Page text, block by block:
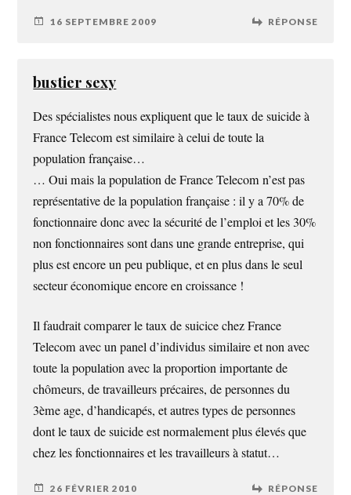
16 SEPTEMBRE 2009 RÉPONSE
bustier sexy
Des spécialistes nous expliquent que le taux de suicide à
France Telecom est similaire à celui de toute la
population française…
… Oui mais la population de France Telecom n’est pas
représentative de la population française : il y a 70% de
fonctionnaire donc avec la sécurité de l’emploi et les 30%
non fonctionnaires sont dans une grande entreprise, qui
plus est encore un peu publique, et en plus dans le seul
secteur économique encore en croissance !
Il faudrait comparer le taux de suicice chez France
Telecom avec un panel d’individus similaire et non avec
toute la population avec la proportion importante de
chômeurs, de travailleurs précaires, de personnes du
3ème age, d’handicapés, et autres types de personnes
dont le taux de suicide est normalement plus élevés que
chez les fonctionnaires et les travailleurs à statut…
26 FÉVRIER 2010 RÉPONSE